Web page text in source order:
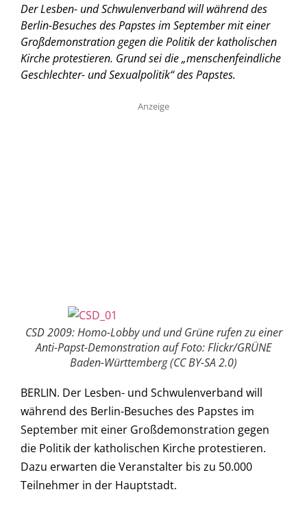
Der Lesben- und Schwulenverband will während des
Berlin-Besuches des Papstes im September mit einer
Großdemonstration gegen die Politik der katholischen
Kirche protestieren. Grund sei die „menschenfeindliche
Geschlechter- und Sexualpolitik“ des Papstes.
Anzeige
CSD 2009: Homo-Lobby und und Grüne rufen zu einer
Anti-Papst-Demonstration auf Foto: Flickr/GRÜNE
Baden-Württemberg (CC BY-SA 2.0)
BERLIN. Der Lesben- und Schwulenverband will
während des Berlin-Besuches des Papstes im
September mit einer Großdemonstration gegen
die Politik der katholischen Kirche protestieren.
Dazu erwarten die Veranstalter bis zu 50.000
Teilnehmer in der Hauptstadt.